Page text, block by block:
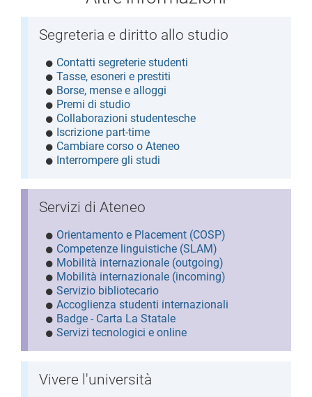
Segreteria e diritto allo studio
Contatti segreterie studenti
Tasse, esoneri e prestiti
Borse, mense e alloggi
Premi di studio
Collaborazioni studentesche
Iscrizione part-time
Cambiare corso o Ateneo
Interrompere gli studi
Servizi di Ateneo
Orientamento e Placement (COSP)
Competenze linguistiche (SLAM)
Mobilità internazionale (outgoing)
Mobilità internazionale (incoming)
Servizio bibliotecario
Accoglienza studenti internazionali
Badge - Carta La Statale
Servizi tecnologici e online
Vivere l'università